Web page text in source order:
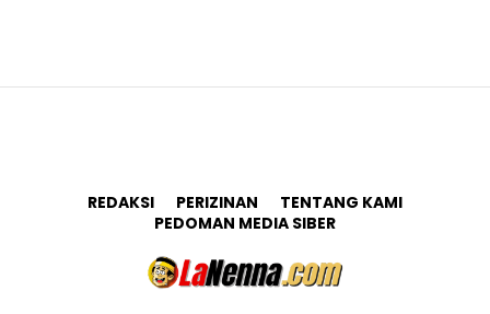
REDAKSI PERIZINAN
TENTANG KAMI
PEDOMAN MEDIA SIBER